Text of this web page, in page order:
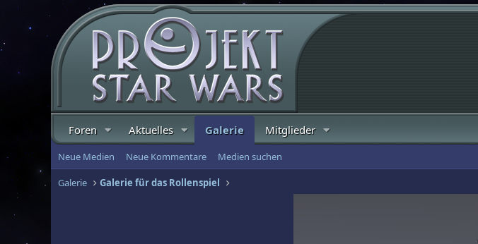
Foren Aktuelles Galerie Mitglieder
Neue Medien Neue Kommentare Medien suchen
Galerie Galerie für das Rollenspiel